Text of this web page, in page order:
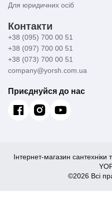
Для юридичних осіб
Контакти
+38 (095) 700 00 51
+38 (097) 700 00 51
+38 (073) 700 00 51
company@yorsh.com.ua
Приєднуйся до нас
Інтернет-магазин
©2026 Всі